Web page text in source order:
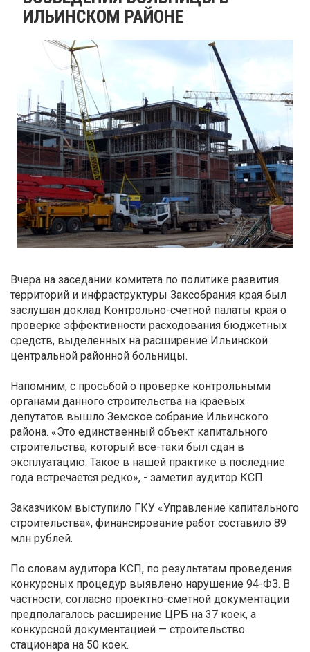
ИЛЬИНСКОМ РАЙОНЕ
Вчера на заседании комитета по политике развития
территорий и инфраструктуры Заксобрания края был
заслушан доклад Контрольно-счетной палаты края о
проверке эффективности расходования бюджетных
средств, выделенных на расширение Ильинской
центральной районной больницы.
Напомним, с просьбой о проверке контрольными
органами данного строительства на краевых
депутатов вышло Земское собрание Ильинского
района. «Это единственный объект капитального
строительства, который все-таки был сдан в
эксплуатацию. Такое в нашей практике в последние
года встречается редко», - заметил аудитор КСП.
Заказчиком выступило ГКУ «Управление капитального
строительства», финансирование работ составило 89
млн рублей.
По словам аудитора КСП, по результатам проведения
конкурсных процедур выявлено нарушение 94-ФЗ. В
частности, согласно проектно-сметной документации
предполагалось расширение ЦРБ на 37 коек, а
конкурсной документацией — строительство
стационара на 50 коек.